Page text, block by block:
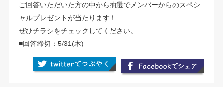
ご回答いただいた方の中から抽選でメンバーからのスペシ
ャルプレゼントが当たります！
ぜひチラシをチェックしてください。
■回答締切：5/31(木)